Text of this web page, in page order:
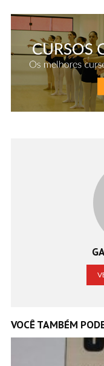
VOCÊ TAMBÉM